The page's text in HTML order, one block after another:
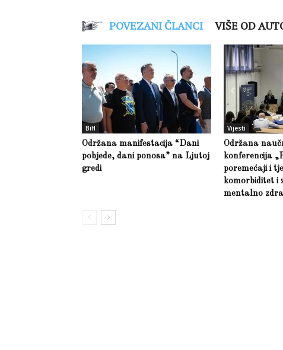
POVEZANI ČLANCI VIŠE OD
BiH
Održana manifestacija “Dani
pobjede, dani ponosa” na Ljutoj
gredi
Vijesti
Održana
konferencija
poremećaji i
komorbiditet i
mentalno